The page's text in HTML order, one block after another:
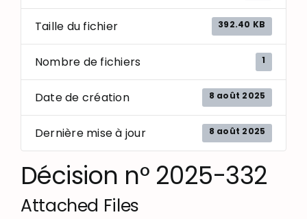
Taille du fichier 392.40 KB
Nombre de fichiers 1
Date de création 8 août 2025
Dernière mise à jour 8 août 2025
Décision n° 2025-332
Attached Files